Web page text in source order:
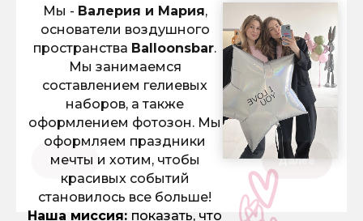
Мы - Валерия и Мария,
основатели воздушного
пространства Balloonsbar.
Мы занимаемся
составлением гелиевых
наборов, а также
оформлением фотозон. Мы
оформляем праздники
мечты и хотим, чтобы
красивых событий
становилось все больше!
Наша миссия: показать, что